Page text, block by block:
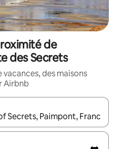
de
des Secrets
des maisons
Airbnb
utilisez les flèches vers le